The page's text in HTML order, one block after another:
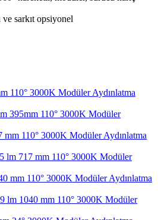
sarkıt opsiyonel
395mm 110° 3000K Modüler
lm 717 mm 110° 3000K Modüler
lm 1040 mm 110° 3000K Modüler